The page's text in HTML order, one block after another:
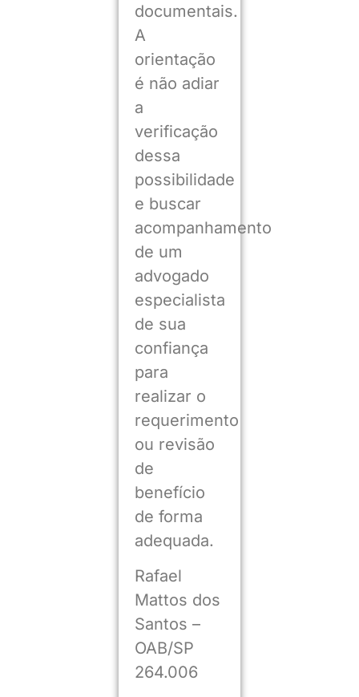
documentais.
A
orientação
é não adiar
a
verificação
dessa
possibilidade
e buscar
acompanhamento
de um
advogado
especialista
de sua
confiança
para
realizar o
requerimento
ou revisão
de
benefício
de forma
adequada.
Rafael
Mattos dos
Santos –
OAB/SP
264.006